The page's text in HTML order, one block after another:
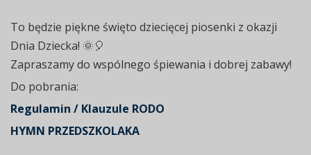
To będzie piękne święto dziecięcej piosenki z okazji
Dnia Dziecka! 🌞🎈
Zapraszamy do wspólnego śpiewania i dobrej zabawy!
Do pobrania:
Regulamin / Klauzule RODO
HYMN PRZEDSZKOLAKA